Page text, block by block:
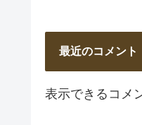
最近のコメント
表示できるコメ